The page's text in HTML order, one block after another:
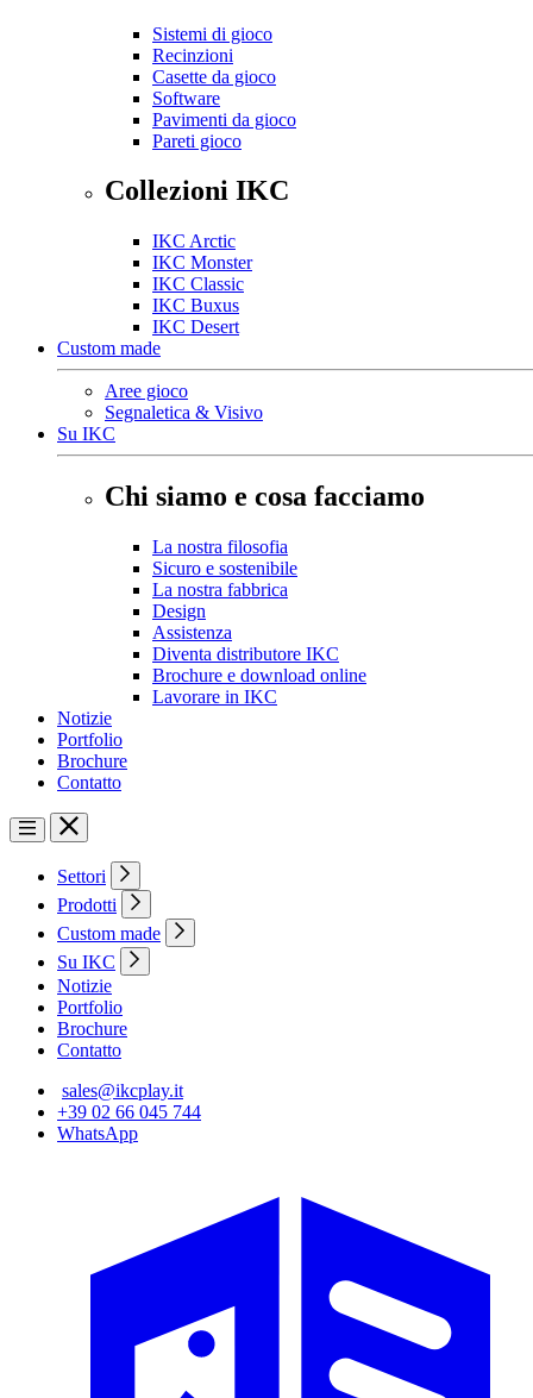
Sistemi di gioco
Recinzioni
Casette da gioco
Software
Pavimenti da gioco
Pareti gioco
Collezioni IKC
IKC Arctic
IKC Monster
IKC Classic
IKC Buxus
IKC Desert
Custom made
Aree gioco
Segnaletica & Visivo
Su IKC
Chi siamo e cosa facciamo
La nostra filosofia
Sicuro e sostenibile
La nostra fabbrica
Design
Assistenza
Diventa distributore IKC
Brochure e download online
Lavorare in IKC
Notizie
Portfolio
Brochure
Contatto
Settori
Prodotti
Custom made
Su IKC
Notizie
Portfolio
Brochure
Contatto
sales@ikcplay.it
+39 02 66 045 744
WhatsApp